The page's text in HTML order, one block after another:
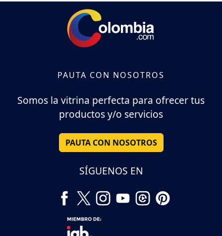
PAUTA CON NOSOTROS
Somos la vitrina perfecta para ofrecer tus
productos y/o servicios
PAUTA CON NOSOTROS
SÍGUENOS EN